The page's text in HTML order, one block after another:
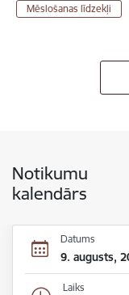
Mēslošanas līdzekļi
Notikumu
kalendārs
Datums
9. augusts,
Laiks